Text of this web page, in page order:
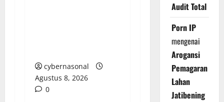
cybernasonal
Agustus 8, 2026
0
Audit Total
Porn IP
mengenai
Arogansi
Pemagaran
Lahan
Jatibening